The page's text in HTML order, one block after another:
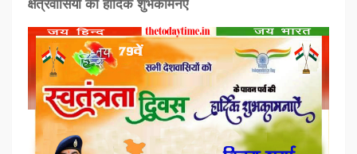
क्षेत्रवासियों को हार्दिक शुभकामनऐं